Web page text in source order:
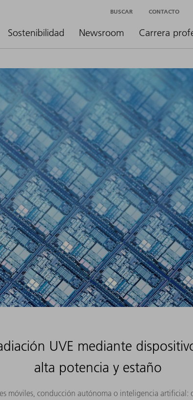
Sostenibilidad Newsroom Carrera
BUSCAR CONTACTO
UVE mediante
alta potencia y estaño
móviles, conducción autónoma o inteligencia